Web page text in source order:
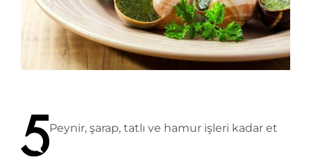
Peynir, şarap, tatlı ve hamur işleri kadar et